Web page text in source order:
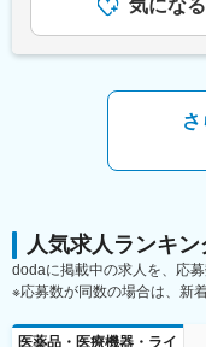
■学会展示への出席
※新規：既存の割
き合いがメインで
入社3～6か月は
【営業の動き方】
■担当エリア：
兵庫・大阪・京都
も担当いただきま
■出張：
前年度実績賃金は
下する可能性があ
す。
気になる
人気求人ランキン
dodaに掲載中の求人を、応
※応募数が同数の場合は、新
医薬品・医療機器・ライ